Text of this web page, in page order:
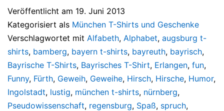
Veröffentlicht am 19. Juni 2013
Kategorisiert als München T-Shirts und Geschenke
Verschlagwortet mit Alfabeth, Alphabet, augsburg t-
shirts, bamberg, bayern t-shirts, bayreuth, bayrisch,
Bayrische T-Shirts, Bayrisches T-Shirt, Erlangen, fun,
Funny, Fürth, Geweih, Geweihe, Hirsch, Hirsche, Humor,
Ingolstadt, lustig, münchen t-shirts, nürnberg,
Pseudowissenschaft, regensburg, Spaß, spruch,